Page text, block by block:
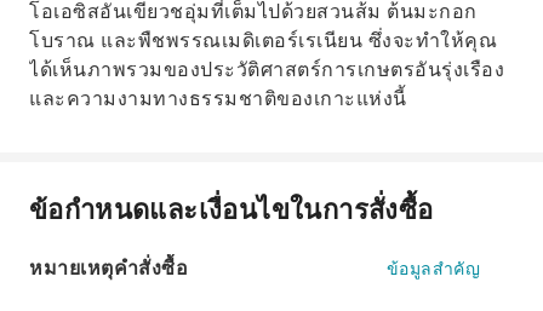
โอเอซิสอันเขียวชอุ่มที่เต็มไปด้วยสวนส้ม ต้นมะกอก
โบราณ และพืชพรรณเมดิเตอร์เรเนียน ซึ่งจะทำให้คุณ
ได้เห็นภาพรวมของประวัติศาสตร์การเกษตรอันรุ่งเรือง
และความงามทางธรรมชาติของเกาะแห่งนี้
ข้อกำหนดและเงื่อนไขในการสั่งซื้อ
หมายเหตุคำสั่งซื้อ ข้อมูลสำคัญ